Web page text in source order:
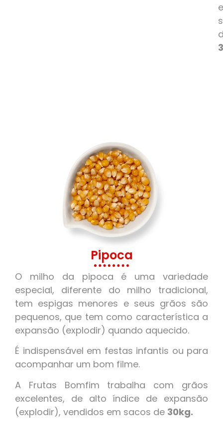
Pipoca
O milho da pipoca é uma variedade
especial, diferente do milho tradicional,
tem espigas menores e seus grãos são
pequenos, que tem como característica a
expansão (explodir) quando aquecido.
É indispensável em festas infantis ou para
acompanhar um bom filme.
A Frutas Bomfim trabalha com grãos
excelentes, de alto índice de expansão
(explodir), vendidos em sacos de 30kg.